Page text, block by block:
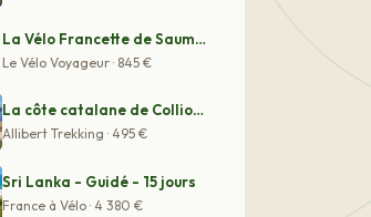
La Vélo Francette de Saumur à Niort
Le Vélo Voyageur · 845 €
La côte catalane de Collioure à Figuerés à vélo
Allibert Trekking · 495 €
Sri Lanka - Guidé - 15 jours
France à Vélo · 4 380 €